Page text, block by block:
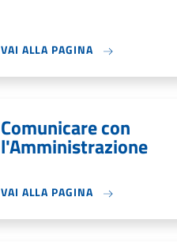
VAI ALLA PAGINA
Comunicare con
l'Amministrazione
VAI ALLA PAGINA